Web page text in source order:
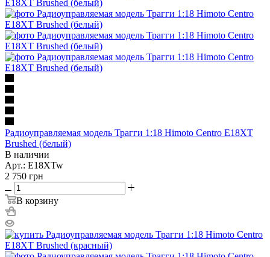
Радиоуправляемая модель Трагги 1:18 Himoto Centro E18XT
Brushed (белый)
В наличии
Арт.: E18XTw
2 750 грн
В корзину